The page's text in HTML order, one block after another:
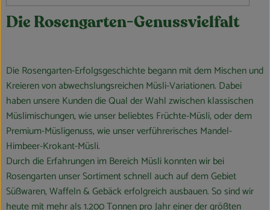
Die Rosengarten-Genussvielfalt
Die Rosengarten-Erfolgsgeschichte begann mit dem Mischen und
Kreieren von abwechslungsreichen Müsli-Variationen. Dabei
haben unsere Kunden die Qual der Wahl zwischen klassischen
Müslimischungen, wie unser beliebtes Früchte-Müsli, oder dem
Premium-Müsligenuss, wie unser verführerisches Mandel-
Himbeer-Krokant-Müsli.
Durch die Erfahrungen im Bereich Müsli konnten wir bei
Rosengarten unser Sortiment schnell auch auf dem Gebiet
Süßwaren, Waffeln & Gebäck erfolgreich ausbauen. So sind wir
heute mit mehr als 1.200 Tonnen pro Jahr einer der größten